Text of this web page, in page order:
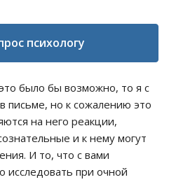
психологу
было бы возможно, то я с
письме, но к сожалению это
на него реакции,
и к нему могут
И то, что с вами
исследовать при очной